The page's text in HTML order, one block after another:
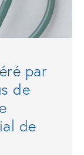
par
de
de